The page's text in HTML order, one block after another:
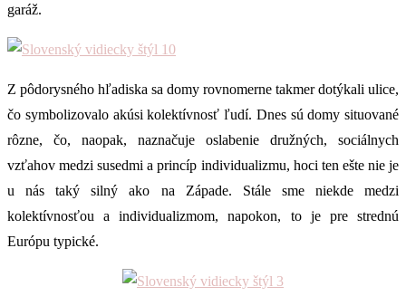
garáž.
Z pôdorysného hľadiska sa domy rovnomerne takmer dotýkali ulice,
čo symbolizovalo akúsi kolektívnosť ľudí. Dnes sú domy situované
rôzne, čo, naopak, naznačuje oslabenie družných, sociálnych
vzťahov medzi susedmi a princíp individualizmu, hoci ten ešte nie je
u nás taký silný ako na Západe. Stále sme niekde medzi
kolektívnosťou a individualizmom, napokon, to je pre strednú
Európu typické.